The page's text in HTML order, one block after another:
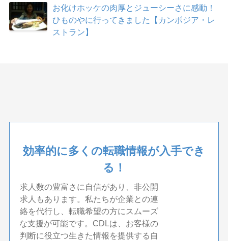
お化けホッケの肉厚とジューシーさに感動！
ひものやに行ってきました【カンボジア・レ
ストラン】
効率的に多くの転職情報が入手でき
る！
求人数の豊富さに自信があり、非公開
求人もあります。私たちが企業との連
絡を代行し、転職希望の方にスムーズ
な支援が可能です。CDLは、お客様の
判断に役立つ生きた情報を提供する自